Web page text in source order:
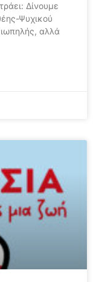
Δίνουμε
Ψυχικού
αλλά